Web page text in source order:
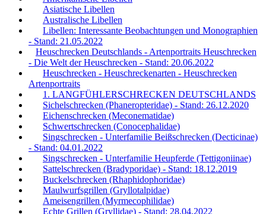
Asiatische Libellen
Australische Libellen
Libellen: Interessante Beobachtungen und Monographien
- Stand: 21.05.2022
Heuschrecken Deutschlands - Artenportraits Heuschrecken
- Die Welt der Heuschrecken - Stand: 20.06.2022
Heuschrecken - Heuschreckenarten - Heuschrecken
Artenportraits
1. LANGFÜHLERSCHRECKEN DEUTSCHLANDS
Sichelschrecken (Phaneropteridae) - Stand: 26.12.2020
Eichenschrecken (Meconematidae)
Schwertschrecken (Conocephalidae)
Singschrecken - Unterfamilie Beißschrecken (Decticinae)
- Stand: 04.01.2022
Singschrecken - Unterfamilie Heupferde (Tettigoniinae)
Sattelschrecken (Bradyporidae) - Stand: 18.12.2019
Buckelschrecken (Rhaphidophoridae)
Maulwurfsgrillen (Gryllotalpidae)
Ameisengrillen (Myrmecophilidae)
Echte Grillen (Gryllidae) - Stand: 28.04.2022